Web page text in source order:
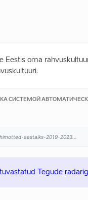
Eestis oma
СИСТЕМОЙ
aastaiks-2019-2023...
Tegude